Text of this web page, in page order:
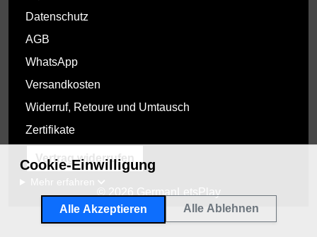
Datenschutz
AGB
WhatsApp
Versandkosten
Widerruf, Retoure und Umtausch
Zertifikate
Vertrag widerrufen
© 2026 GermanLetsPlay
Cookie-Einwilligung
Mehr erfahren
Alle Akzeptieren Alle Ablehnen